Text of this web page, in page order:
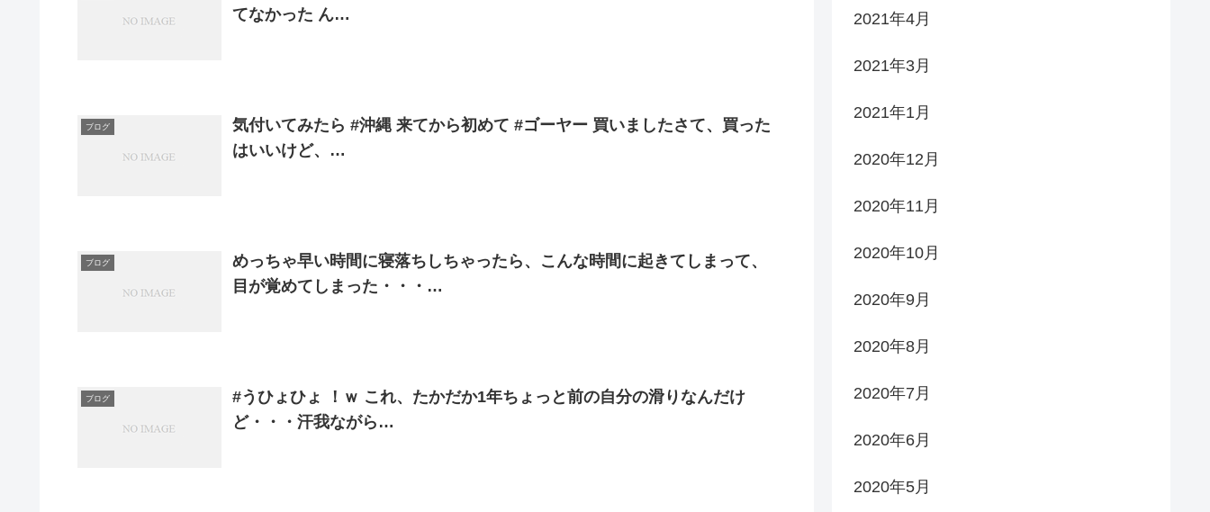
てなかった ん…
ブログ
気付いてみたら #沖縄 来てから初めて #ゴーヤー 買いましたさて、買った
はいいけど、…
ブログ
めっちゃ早い時間に寝落ちしちゃったら、こんな時間に起きてしまって、
目が覚めてしまった・・・…
ブログ
#うひょひょ ！ｗ これ、たかだか1年ちょっと前の自分の滑りなんだけ
ど・・・汗我ながら…
2021年4月
2021年3月
2021年1月
2020年12月
2020年11月
2020年10月
2020年9月
2020年8月
2020年7月
2020年6月
2020年5月